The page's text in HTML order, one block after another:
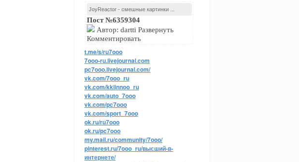
JoyReactor - смешные картинки ...
Пост №6359304
Автор: dartti Развернуть
Комментировать
t.me/s/ru7ooo
7ooo-ru.livejournal.com
pc7ooo.livejournal.com/
vk.com/7ooo_ru
vk.com/kkiinnoo_ru
vk.com/auto_7ooo
vk.com/pc7ooo
vk.com/sport_7ooo
ok.ru/ru7ooo
ok.ru/pc7ooo
my.mail.ru/community/7ooo/
pinterest.ru/7ooo_ru/высший-в-
интернете/